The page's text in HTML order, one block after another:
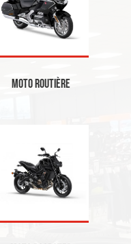
Moto Routière